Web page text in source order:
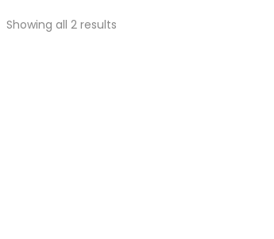
Showing all 2 results